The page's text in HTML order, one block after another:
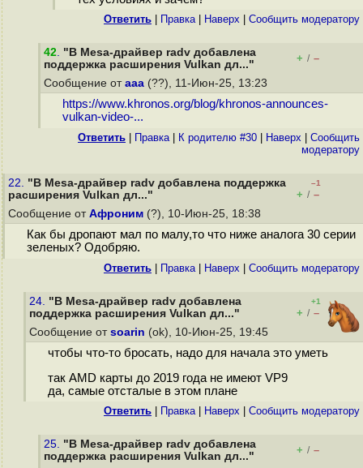
Ответить Правка| Наверх Cообщить модератору
42. "В Mesa-драйвер radv добавлена
поддержка расширения Vulkan дл..."
+ / –
Сообщение от aaa (??), 11-Июн-25, 13:23
https://www.khronos.org/blog/khronos-announces-
vulkan-video-...
Ответить Правка| К родителю #30 Наверх
Cообщить
модератору
22. "В Mesa-драйвер radv добавлена поддержка
расширения Vulkan дл..."
–1
+ / –
Сообщение от Афроним (?), 10-Июн-25, 18:38
Как бы дропают мал по малу,то что ниже аналога 30 серии
зеленых? Одобряю.
Ответить Правка| Наверх Cообщить модератору
24. "В Mesa-драйвер radv добавлена
поддержка расширения Vulkan дл..."
+1
+ / –
Сообщение от soarin (ok), 10-Июн-25, 19:45
чтобы что-то бросать, надо для начала это уметь
так AMD карты до 2019 года не имеют VP9
да, самые отсталые в этом плане
Ответить Правка| Наверх Cообщить модератору
25. "В Mesa-драйвер radv добавлена
поддержка расширения Vulkan дл..."
+ / –